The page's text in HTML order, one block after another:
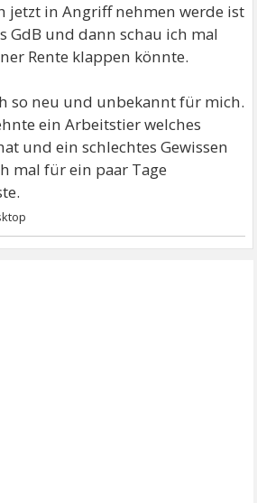
jetzt in Angriff nehmen werde ist
GdB und dann schau ich mal
Rente klappen könnte.
so neu und unbekannt für mich.
ein Arbeitstier welches
und ein schlechtes Gewissen
mal für ein paar Tage